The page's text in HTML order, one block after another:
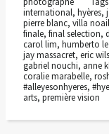
international, hyères,
pierre blanc, villa
finale, final selection,
carol lim, humberto
jay massacret, eric
gabriel nouchi, anne
coralie marabelle,
#alleyesonhyeres,
arts, première vision